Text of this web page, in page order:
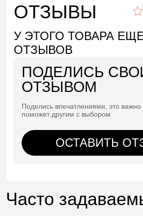
ОТЗЫВЫ
У ЭТОГО ТОВАРА
ОТЗЫВОВ
ПОДЕЛИСЬ
ОТЗЫВОМ
Поделись впечатлениями, это важно
поможет другим с выбором
ОСТАВИТЬ
Часто